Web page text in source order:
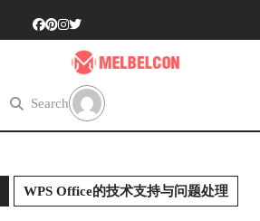
Search
WPS Office的技术支持与问题处理